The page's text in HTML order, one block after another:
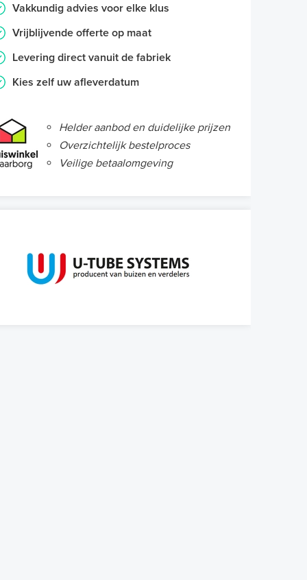
Vakkundig advies voor elke klus
Vrijblijvende offerte op maat
Levering direct vanuit de fabriek
Kies zelf uw afleverdatum
Helder aanbod en duidelijke prijzen
Overzichtelijk bestelproces
Veilige betaalomgeving